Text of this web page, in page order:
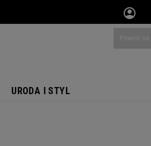
URODA I STYL